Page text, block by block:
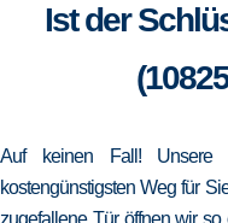
Ist der
Auf keinen Fall! Unsere
kostengünstigsten Weg für
zugefallene Tür öffnen wir